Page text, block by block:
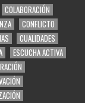
COLABORACIÓN
CONFLICTO
CUALIDADES
ESCUCHA ACTIVA